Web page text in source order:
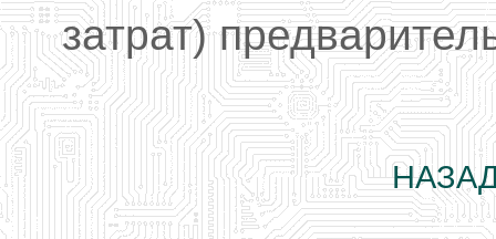
затрат)